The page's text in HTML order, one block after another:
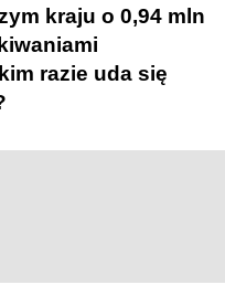
kraju o 0,94 mln
razie uda się